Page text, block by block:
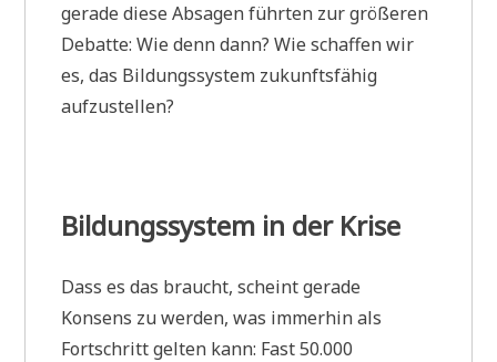
gerade diese Absagen führten zur größeren
Debatte: Wie denn dann? Wie schaffen wir
es, das Bildungssystem zukunftsfähig
aufzustellen?
Bildungssystem in der Krise
Dass es das braucht, scheint gerade
Konsens zu werden, was immerhin als
Fortschritt gelten kann: Fast 50.000